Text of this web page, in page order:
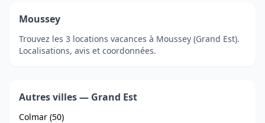
Moussey
Trouvez les 3 locations vacances à Moussey (Grand Est).
Localisations, avis et coordonnées.
Autres villes — Grand Est
Colmar (50)